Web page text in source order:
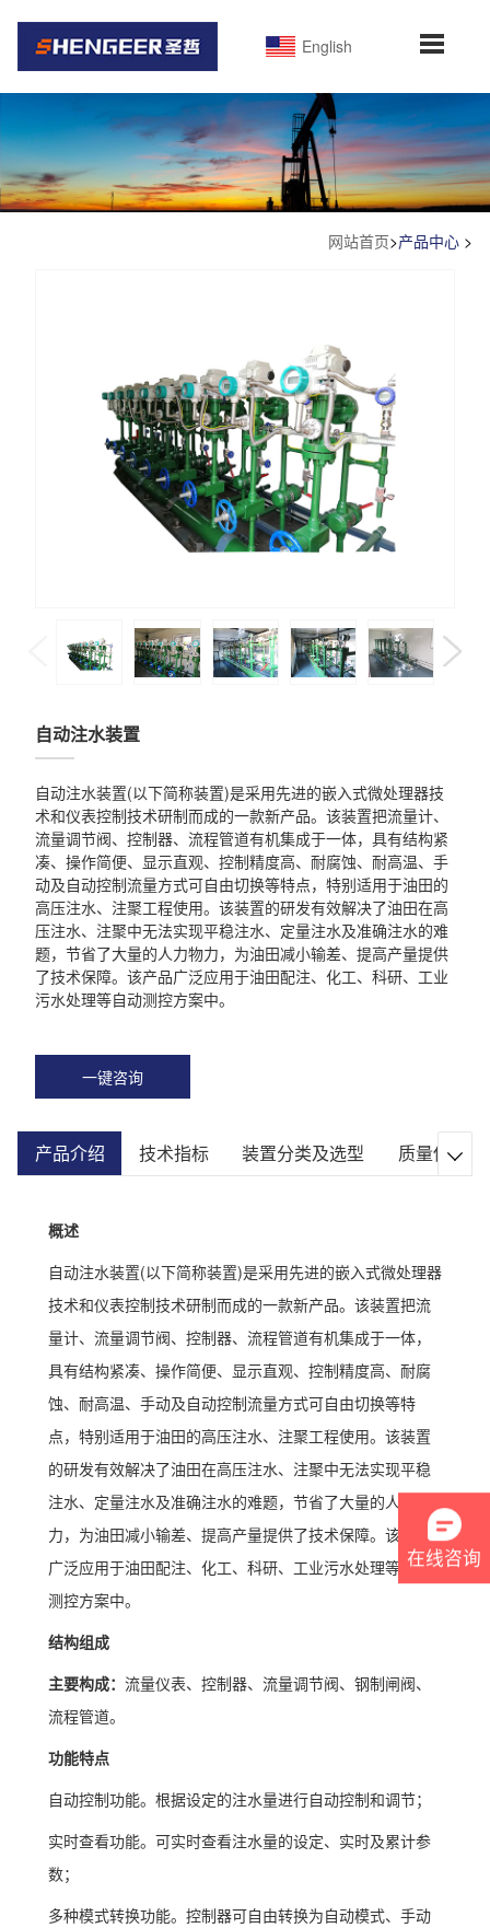
English
产品中心
网站首页>产品中心 >
自动注水装置
自动注水装置(以下简称装置)是采用先进的嵌入式微处理器技
术和仪表控制技术研制而成的一款新产品。该装置把流量计、
流量调节阀、控制器、流程管道有机集成于一体，具有结构紧
凑、操作简便、显示直观、控制精度高、耐腐蚀、耐高温、手
动及自动控制流量方式可自由切换等特点，特别适用于油田的
高压注水、注聚工程使用。该装置的研发有效解决了油田在高
压注水、注聚中无法实现平稳注水、定量注水及准确注水的难
题，节省了大量的人力物力，为油田减小输差、提高产量提供
了技术保障。该产品广泛应用于油田配注、化工、科研、工业
污水处理等自动测控方案中。
一键咨询
产品介绍 技术指标 装置分类及选型 质量保证

概述
自动注水装置(以下简称装置)是采用先进的嵌入式微处理器
技术和仪表控制技术研制而成的一款新产品。该装置把流
量计、流量调节阀、控制器、流程管道有机集成于一体，
具有结构紧凑、操作简便、显示直观、控制精度高、耐腐
蚀、耐高温、手动及自动控制流量方式可自由切换等特
点，特别适用于油田的高压注水、注聚工程使用。该装置
的研发有效解决了油田在高压注水、注聚中无法实现平稳
注水、定量注水及准确注水的难题，节省了大量的人力物
力，为油田减小输差、提高产量提供了技术保障。该产品
广泛应用于油田配注、化工、科研、工业污水处理等自动
测控方案中。
结构组成
主要构成： 流量仪表、控制器、流量调节阀、钢制闸阀、
流程管道。
功能特点
自动控制功能。根据设定的注水量进行自动控制和调节；
实时查看功能。可实时查看注水量的设定、实时及累计参
数；
多种模式转换功能。控制器可自由转换为自动模式、手动
在线咨询